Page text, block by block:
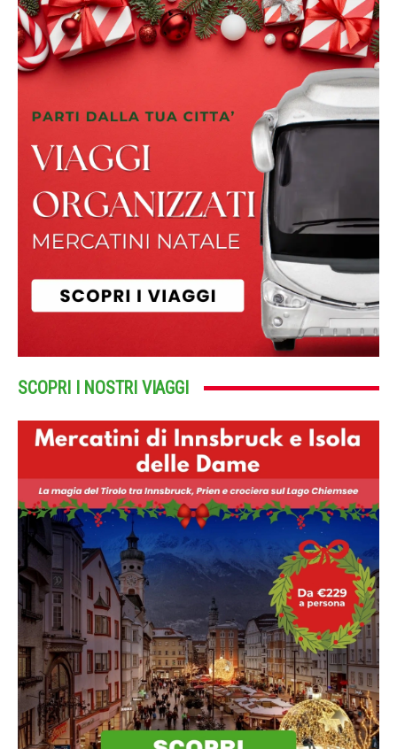
SCOPRI I NOSTRI VIAGGI